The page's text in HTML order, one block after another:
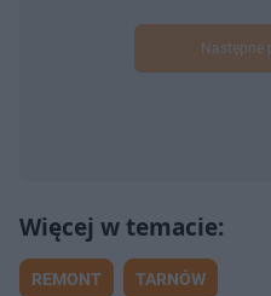
Następne
REMONT TARNÓW